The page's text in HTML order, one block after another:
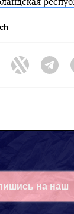
FacebookTwitter
на наш